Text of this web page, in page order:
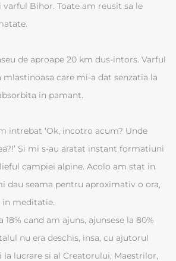
varful Bihor. Toate am reusit sa le
de aproape 20 km dus-intors. Varful
care mi-a dat senzatia la
in pamant.
intrebat ‘Ok, incotro acum? Unde
Si mi s-au aratat instant formatiuni
campiei alpine. Acolo am stat in
dau seama pentru aproximativ o ora,
meditatie.
18% cand am ajuns, ajunsese la 80%
nu era deschis, insa, cu ajutorul
lucrare si al Creatorului, Maestrilor,